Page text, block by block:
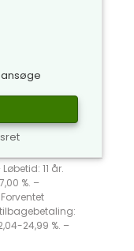
11 år.
%. –
24,99 %. –